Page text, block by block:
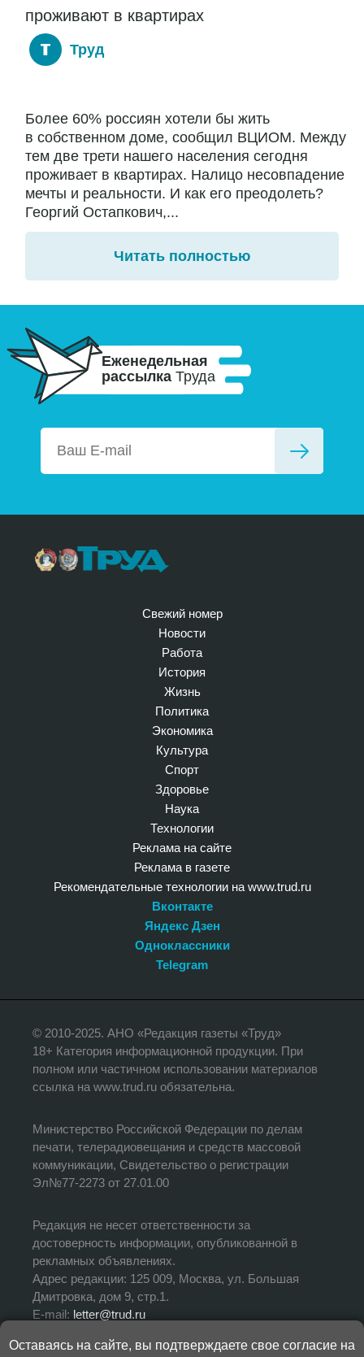
проживают в квартирах
Труд
Более 60% россиян хотели бы жить
в собственном доме, сообщил ВЦИОМ. Между
тем две трети нашего населения сегодня
проживает в квартирах. Налицо несовпадение
мечты и реальности. И как его преодолеть?
Георгий Остапкович,...
Читать полностью
Еженедельная
рассылка Труда
Свежий номер
Новости
Работа
История
Жизнь
Политика
Экономика
Культура
Спорт
Здоровье
Наука
Технологии
Реклама на сайте
Реклама в газете
Рекомендательные технологии на www.trud.ru
Вконтакте
Яндекс Дзен
Одноклассники
Telegram
© 2010-2025. АНО «Редакция газеты «Труд»
18+ Категория информационной продукции. При
полном или частичном использовании материалов
ссылка на www.trud.ru обязательна.
Министерство Российской Федерации по делам
печати, телерадиовещания и средств массовой
коммуникации, Свидетельство о регистрации
Эл№77-2273 от 27.01.00
Редакция не несет ответственности за
достоверность информации, опубликованной в
рекламных объявлениях.
Адрес редакции: 125 009, Москва, ул. Большая
Дмитровка, дом 9, стр.1.
E-mail: letter@trud.ru
Оставаясь на сайте, вы подтверждаете свое согласие на